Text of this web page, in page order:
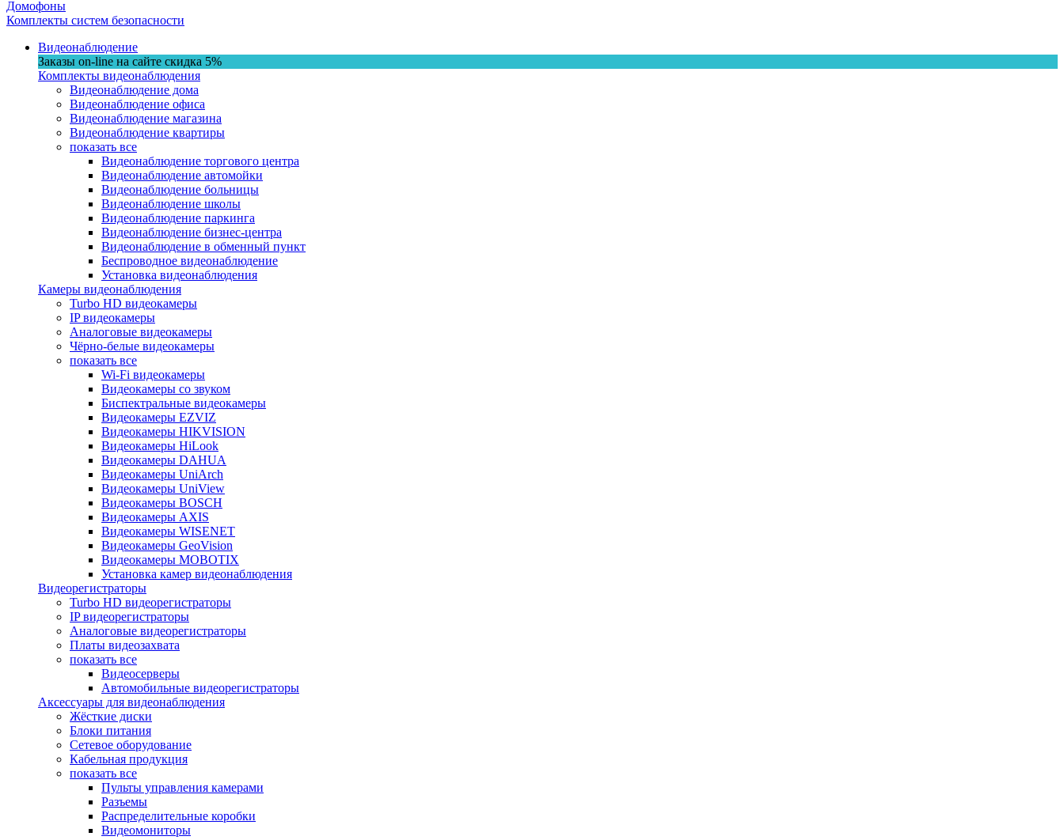
Домофоны
Комплекты систем безопасности
Видеонаблюдение
Заказы on-line на сaйте скидка 5%
Комплекты видеонаблюдения
Видеонаблюдение дома
Видеонаблюдение офиса
Видеонаблюдение магазина
Видеонаблюдение квартиры
показать все
Видеонаблюдение торгового центра
Видеонаблюдение автомойки
Видеонаблюдение больницы
Видеонаблюдение школы
Видеонаблюдение паркинга
Видеонаблюдение бизнес-центра
Видеонаблюдение в обменный пункт
Беспроводное видеонаблюдение
Установка видеонаблюдения
Камеры видеонаблюдения
Turbo HD видеокамеры
IP видеокамеры
Аналоговые видеокамеры
Чёрно-белые видеокамеры
показать все
Wi-Fi видеокамеры
Видеокамеры со звуком
Биспектральные видеокамеры
Видеокамеры EZVIZ
Видеокамеры HIKVISION
Видеокамеры HiLook
Видеокамеры DAHUA
Видеокамеры UniArch
Видеокамеры UniView
Видеокамеры BOSCH
Видеокамеры AXIS
Видеокамеры WISENET
Видеокамеры GeoVision
Видеокамеры MOBOTIX
Установка камер видеонаблюдения
Видеорегистраторы
Turbo HD видеорегистраторы
IP видеорегистраторы
Аналоговые видеорегистраторы
Платы видеозахвата
показать все
Видеосерверы
Автомобильные видеорегистраторы
Аксессуары для видеонаблюдения
Жёсткие диски
Блоки питания
Сетевое оборудование
Кабельная продукция
показать все
Пульты управления камерами
Разъемы
Распределительные коробки
Видеомониторы